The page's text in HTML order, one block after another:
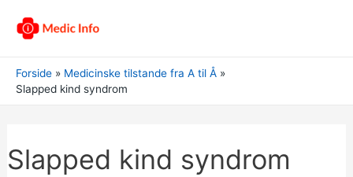
Forside
Medicinske tilstande fra A til Å
Slapped kind syndrom
Slapped kind syndrom